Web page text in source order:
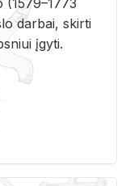
darbai, skirti
įgyti.